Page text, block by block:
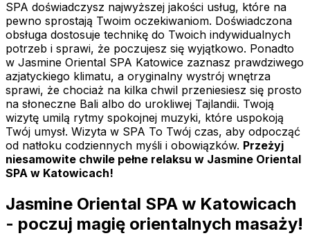
SPA doświadczysz najwyższej jakości usług, które na
pewno sprostają Twoim oczekiwaniom. Doświadczona
obsługa dostosuje technikę do Twoich indywidualnych
potrzeb i sprawi, że poczujesz się wyjątkowo. Ponadto
w Jasmine Oriental SPA Katowice zaznasz prawdziwego
azjatyckiego klimatu, a oryginalny wystrój wnętrza
sprawi, że chociaż na kilka chwil przeniesiesz się prosto
na słoneczne Bali albo do urokliwej Tajlandii. Twoją
wizytę umilą rytmy spokojnej muzyki, które uspokoją
Twój umysł. Wizyta w SPA To Twój czas, aby odpocząć
od natłoku codziennych myśli i obowiązków. Przeżyj
niesamowite chwile pełne relaksu w Jasmine Oriental
SPA w Katowicach!
Jasmine Oriental SPA w Katowicach
- poczuj magię orientalnych masaży!